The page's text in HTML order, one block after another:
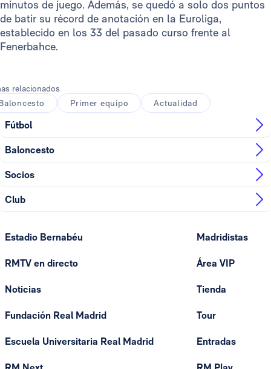
minutos de juego. Además, se quedó a solo dos puntos
de batir su récord de anotación en la Euroliga,
establecido en los 33 del pasado curso frente al
Fenerbahce.
relacionados
Primer equipo Actualidad
Fútbol
Baloncesto
Socios
Club
Estadio Bernabéu
RMTV en directo
Noticias
Fundación Real Madrid
Escuela Universitaria Real Madrid
Madridistas
Área VIP
Tienda
Tour
Entradas